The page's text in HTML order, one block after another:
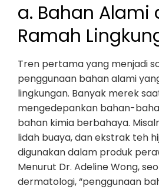
a. Bahan Alami
Ramah
Tren pertama yang menjadi
penggunaan bahan alami
lingkungan. Banyak merek
mengedepankan bahan-
bahan kimia berbahaya.
lidah buaya, dan ekstrak teh
digunakan dalam produk
Menurut Dr. Adeline Wong,
dermatologi, “penggunaan